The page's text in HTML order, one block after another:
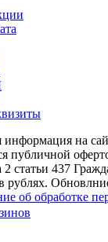
на
публичной
статьи 437
рублях.
об обработке